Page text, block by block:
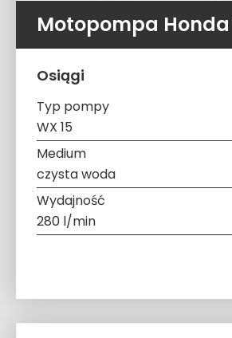
Osiągi
Typ pompy
WX 15
Medium
czysta woda
Wydajność
280 l/min